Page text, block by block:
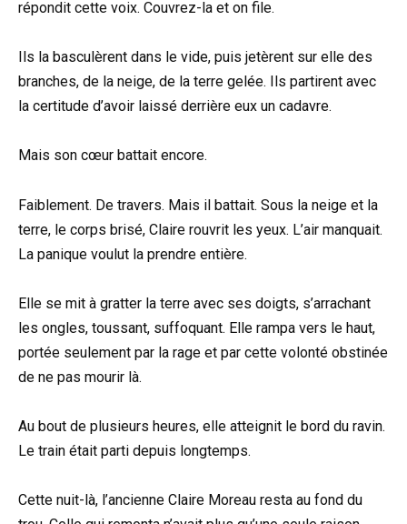
répondit cette voix. Couvrez-la et on file.
Ils la basculèrent dans le vide, puis jetèrent sur elle des
branches, de la neige, de la terre gelée. Ils partirent avec
la certitude d’avoir laissé derrière eux un cadavre.
Mais son cœur battait encore.
Faiblement. De travers. Mais il battait. Sous la neige et la
terre, le corps brisé, Claire rouvrit les yeux. L’air manquait.
La panique voulut la prendre entière.
Elle se mit à gratter la terre avec ses doigts, s’arrachant
les ongles, toussant, suffoquant. Elle rampa vers le haut,
portée seulement par la rage et par cette volonté obstinée
de ne pas mourir là.
Au bout de plusieurs heures, elle atteignit le bord du ravin.
Le train était parti depuis longtemps.
Cette nuit-là, l’ancienne Claire Moreau resta au fond du